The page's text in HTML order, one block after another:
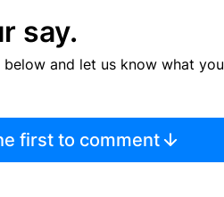
say.
below and let us know what you
first to comment